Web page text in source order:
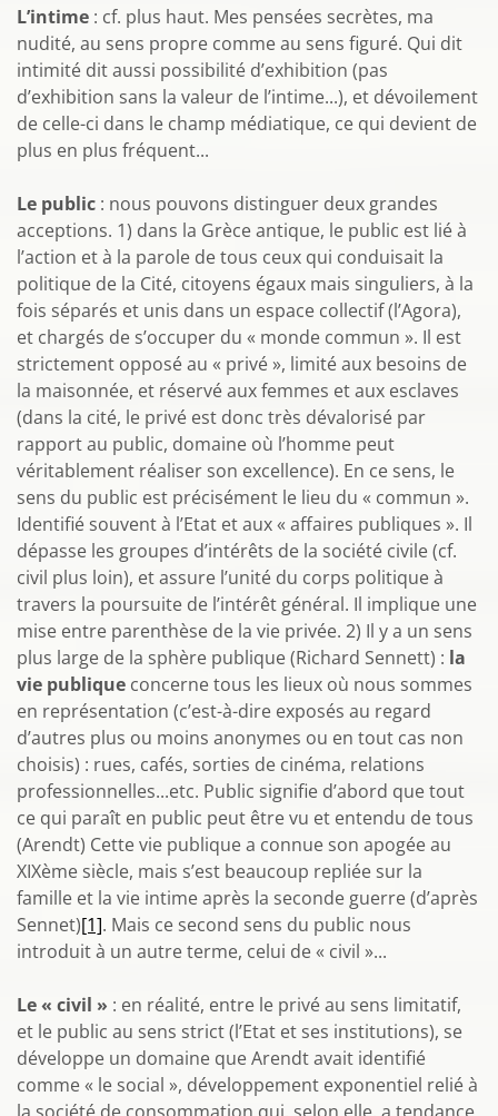
L’intime : cf. plus haut. Mes pensées secrètes, ma
nudité, au sens propre comme au sens figuré. Qui dit
intimité dit aussi possibilité d’exhibition (pas
d’exhibition sans la valeur de l’intime...), et dévoilement
de celle-ci dans le champ médiatique, ce qui devient de
plus en plus fréquent...
Le public : nous pouvons distinguer deux grandes
acceptions. 1) dans la Grèce antique, le public est lié à
l’action et à la parole de tous ceux qui conduisait la
politique de la Cité, citoyens égaux mais singuliers, à la
fois séparés et unis dans un espace collectif (l’Agora),
et chargés de s’occuper du « monde commun ». Il est
strictement opposé au « privé », limité aux besoins de
la maisonnée, et réservé aux femmes et aux esclaves
(dans la cité, le privé est donc très dévalorisé par
rapport au public, domaine où l’homme peut
véritablement réaliser son excellence). En ce sens, le
sens du public est précisément le lieu du « commun ».
Identifié souvent à l’Etat et aux « affaires publiques ». Il
dépasse les groupes d’intérêts de la société civile (cf.
civil plus loin), et assure l’unité du corps politique à
travers la poursuite de l’intérêt général. Il implique une
mise entre parenthèse de la vie privée. 2) Il y a un sens
plus large de la sphère publique (Richard Sennett) : la
vie publique concerne tous les lieux où nous sommes
en représentation (c’est-à-dire exposés au regard
d’autres plus ou moins anonymes ou en tout cas non
choisis) : rues, cafés, sorties de cinéma, relations
professionnelles...etc. Public signifie d’abord que tout
ce qui paraît en public peut être vu et entendu de tous
(Arendt) Cette vie publique a connue son apogée au
XIXème siècle, mais s’est beaucoup repliée sur la
famille et la vie intime après la seconde guerre (d’après
Sennet)[1]. Mais ce second sens du public nous
introduit à un autre terme, celui de « civil »...
Le « civil » : en réalité, entre le privé au sens limitatif,
et le public au sens strict (l’Etat et ses institutions), se
développe un domaine que Arendt avait identifié
comme « le social », développement exponentiel relié à